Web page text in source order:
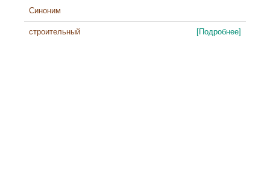
Синоним
строительный [Подробнее]